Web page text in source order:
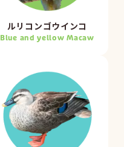
ルリコンゴウインコ
Blue and yellow Macaw